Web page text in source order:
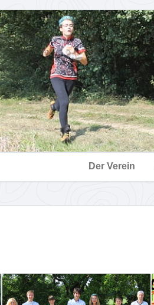
Der Verein